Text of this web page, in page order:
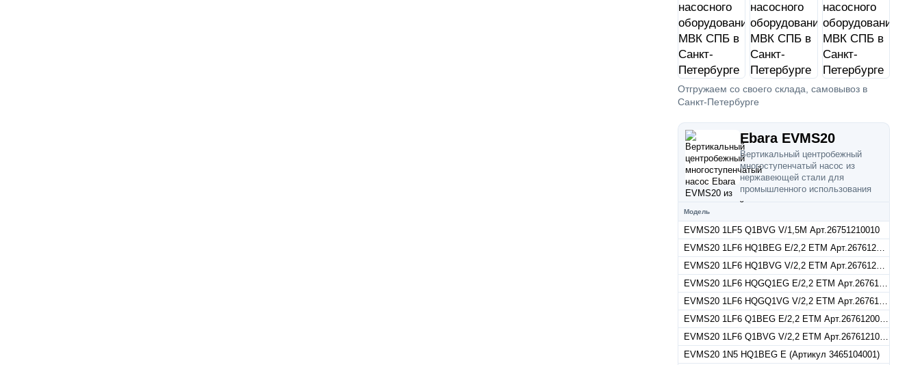
Отгружаем со своего склада, самовывоз в
Санкт-Петербурге
Ebara EVMS20
Вертикальный центробежный
многоступенчатый насос из
нержавеющей стали для
промышленного использования
Модель
EVMS20 1LF5 Q1BVG V/1,5M Арт.26751210010
EVMS20 1LF6 HQ1BEG E/2,2 ETM Арт.26761240015
EVMS20 1LF6 HQ1BVG V/2,2 ETM Арт.26761250015
EVMS20 1LF6 HQGQ1EG E/2,2 ETM Арт.26761220015
EVMS20 1LF6 HQGQ1VG V/2,2 ETM Арт.26761230015
EVMS20 1LF6 Q1BEG E/2,2 ETM Арт.26761200015
EVMS20 1LF6 Q1BVG V/2,2 ETM Арт.26761210015
EVMS20 1N5 HQ1BEG E (Артикул 3465104001)